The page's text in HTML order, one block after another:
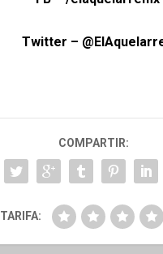
Twitter –
COMPARTIR:
TARIFA: